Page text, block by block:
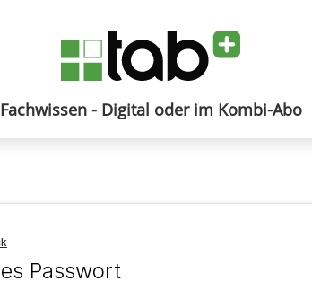
Fachwissen - Digital oder im Kombi-Abo